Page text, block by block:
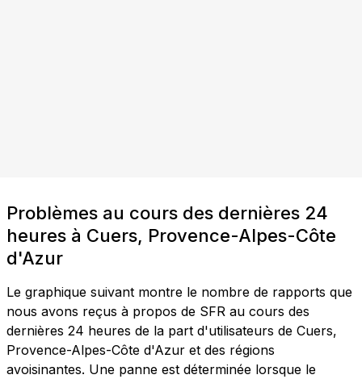
Problèmes au cours des dernières 24
heures à Cuers, Provence-Alpes-Côte
d'Azur
Le graphique suivant montre le nombre de rapports que
nous avons reçus à propos de SFR au cours des
dernières 24 heures de la part d'utilisateurs de Cuers,
Provence-Alpes-Côte d'Azur et des régions
avoisinantes. Une panne est déterminée lorsque le